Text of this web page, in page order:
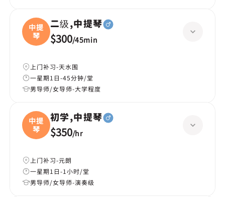
中提
琴
二级,中提琴
$300/45min
上门补习-天水围
一星期1日-45分钟/堂
男导师/女导师-大学程度
中提
琴
初学,中提琴
$350/hr
上门补习-元朗
一星期1日-1小时/堂
男导师/女导师-演奏级